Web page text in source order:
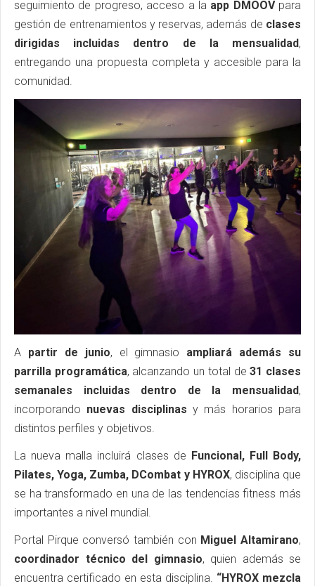
seguimiento de progreso, acceso a la app DMOOVpara
gestión de entrenamientos y reservas, además de clases
dirigidas incluidas dentro de la mensualidad,
entregando una propuesta completa y accesible para la
comunidad.
A partir de junio, el gimnasio ampliará además su
parrilla programática, alcanzando un total de31 clases
semanales incluidas dentro de la mensualidad,
incorporando nuevas disciplinas y más horarios para
distintos perfiles y objetivos.
La nueva malla incluirá clases de Funcional, Full Body,
Pilates, Yoga, Zumba, DCombat y HYROX, disciplina que
se ha transformado en una de las tendencias fitness más
importantes a nivel mundial.
Portal Pirque conversó también con Miguel Altamirano,
coordinador técnico del gimnasio, quien además se
encuentra certificado en esta disciplina. “HYROX mezcla